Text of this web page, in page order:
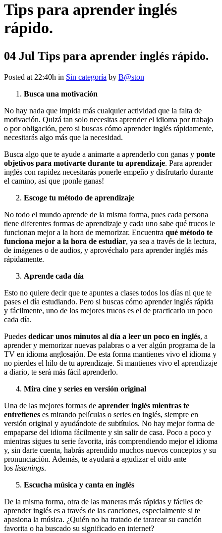
Tips para aprender inglés
rápido.
04 Jul Tips para aprender inglés rápido.
Posted at 22:40h in Sin categoría by B@ston
Busca una motivación
No hay nada que impida más cualquier actividad que la falta de
motivación. Quizá tan solo necesitas aprender el idioma por trabajo
o por obligación, pero si buscas cómo aprender inglés rápidamente,
necesitarás algo más que la necesidad.
Busca algo que te ayude a animarte a aprenderlo con ganas y ponte
objetivos para motivarte durante tu aprendizaje. Para aprender
inglés con rapidez necesitarás ponerle empeño y disfrutarlo durante
el camino, así que ¡ponle ganas!
Escoge tu método de aprendizaje
No todo el mundo aprende de la misma forma, pues cada persona
tiene diferentes formas de aprendizaje y cada uno sabe qué trucos le
funcionan mejor a la hora de memorizar. Encuentra qué método te
funciona mejor a la hora de estudiar, ya sea a través de la lectura,
de imágenes o de audios, y aprovéchalo para aprender inglés más
rápidamente.
Aprende cada día
Esto no quiere decir que te apuntes a clases todos los días ni que te
pases el día estudiando. Pero si buscas cómo aprender inglés rápida
y fácilmente, uno de los mejores trucos es el de practicarlo un poco
cada día.
Puedes dedicar unos minutos al día a leer un poco en inglés, a
aprender y memorizar nuevas palabras o a ver algún programa de la
TV en idioma anglosajón. De esta forma mantienes vivo el idioma y
no pierdes el hilo de tu aprendizaje. Si mantienes vivo el aprendizaje
a diario, te será más fácil aprenderlo.
Mira cine y series en versión original
Una de las mejores formas de aprender inglés mientras te
entretienes es mirando películas o series en inglés, siempre en
versión original y ayudándote de subtítulos. No hay mejor forma de
empaparse del idioma fácilmente y sin salir de casa. Poco a poco y
mientras sigues tu serie favorita, irás comprendiendo mejor el idioma
y, sin darte cuenta, habrás aprendido muchos nuevos conceptos y su
pronunciación. Además, te ayudará a agudizar el oído ante
los listenings.
Escucha música y canta en inglés
De la misma forma, otra de las maneras más rápidas y fáciles de
aprender inglés es a través de las canciones, especialmente si te
apasiona la música. ¿Quién no ha tratado de tararear su canción
favorita o ha buscado su significado en internet?